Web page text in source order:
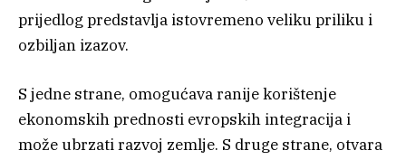
prijedlog predstavlja istovremeno veliku priliku i
ozbiljan izazov.
S jedne strane, omogućava ranije korištenje
ekonomskih prednosti evropskih integracija i
može ubrzati razvoj zemlje. S druge strane, otvara